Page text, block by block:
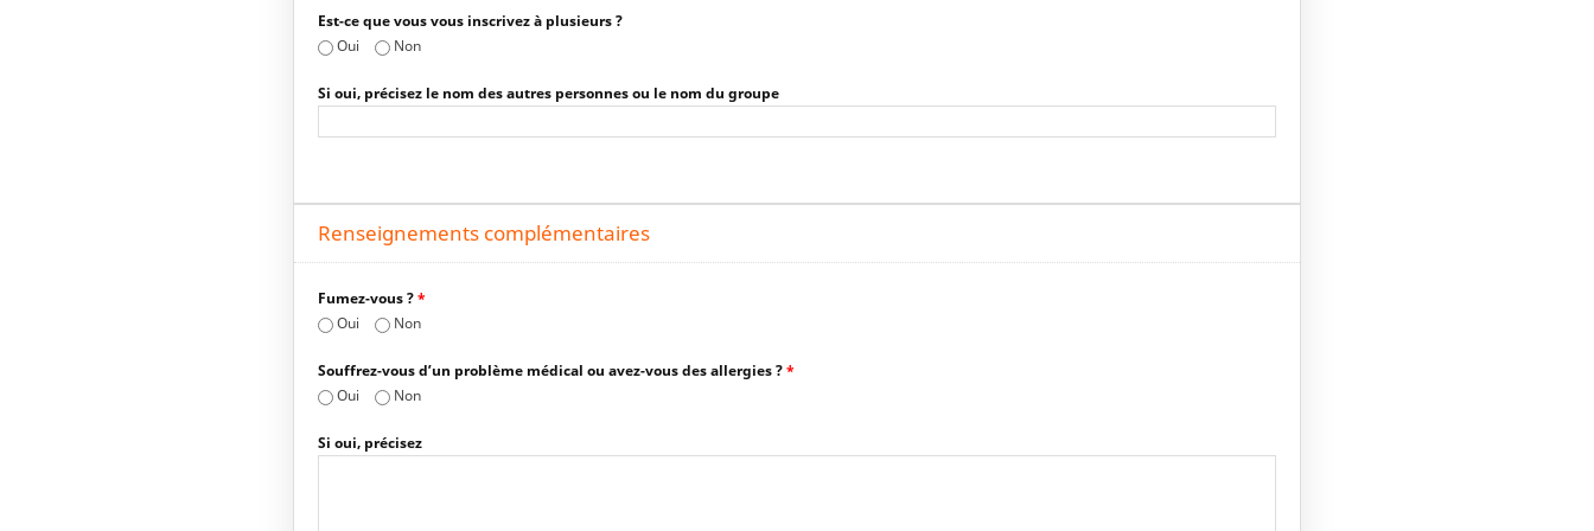
Est-ce que vous vous inscrivez à plusieurs ?
Oui
Non
Si oui, précisez le nom des autres personnes ou le nom du groupe
Renseignements complémentaires
Fumez-vous ?*
Oui
Non
Souffrez-vous d’un problème médical ou avez-vous des allergies ?*
Oui
Non
Si oui, précisez